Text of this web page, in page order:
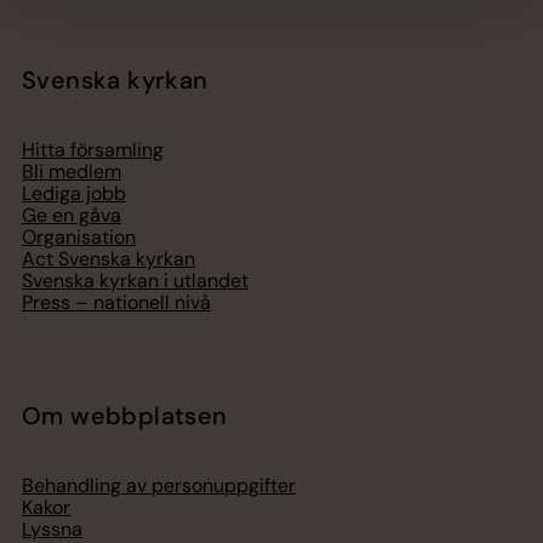
Svenska kyrkan
Hitta församling
Bli medlem
Lediga jobb
Ge en gåva
Organisation
Act Svenska kyrkan
Svenska kyrkan i utlandet
Press – nationell nivå
Om webbplatsen
Behandling av personuppgifter
Kakor
Lyssna